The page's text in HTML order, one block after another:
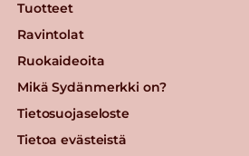
Tuotteet
Ravintolat
Ruokaideoita
Mikä Sydänmerkki on?
Tietosuojaseloste
Tietoa evästeistä